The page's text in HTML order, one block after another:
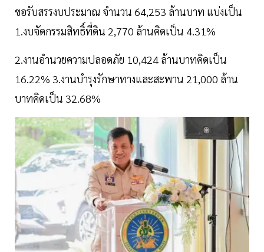
ขอรับสรรงบประมาณ จำนวน 64,253 ล้านบาท แบ่งเป็น
1.งบจัดกรรมสิทธิ์ที่ดิน 2,770 ล้านคิดเป็น 4.31%
2.งานอำนวยความปลอดภัย 10,424 ล้านบาทคิดเป็น
16.22% 3.งานบำรุงรักษาทางและสะพาน 21,000 ล้าน
บาทคิดเป็น 32.68%